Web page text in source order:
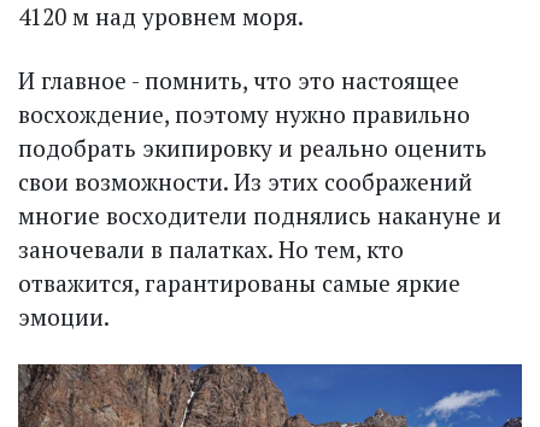
4120 м над уровнем моря.
И главное - помнить, что это настоящее
восхождение, поэтому нужно правильно
подобрать экипировку и реально оценить
свои возможности. Из этих соображений
многие восходители поднялись накануне и
заночевали в палатках. Но тем, кто
отважится, гарантированы самые яркие
эмоции.